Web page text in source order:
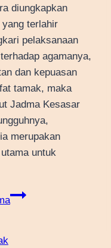
diungkapkan
yang terlahir
pelaksanaan
agamanya,
dan kepuasan
tamak, maka
Jadma Kesasar
merupakan
untuk